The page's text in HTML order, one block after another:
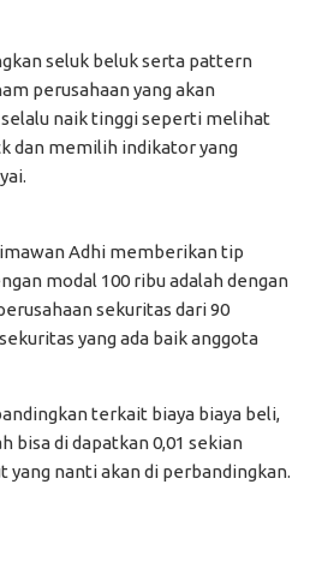
seluk beluk serta pattern
perusahaan yang akan
naik tinggi seperti melihat
dan memilih indikator yang
Adhi memberikan tip
modal 100 ribu adalah dengan
sekuritas dari 90
yang ada baik anggota
terkait biaya biaya beli,
bisa di dapatkan 0,01 sekian
yang nanti akan di perbandingkan.